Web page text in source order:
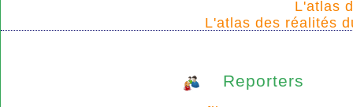
L'atlas
L'atlas des réalités
Reporters